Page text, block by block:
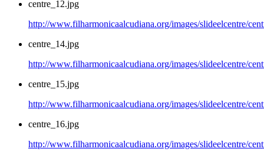
centre_12.jpg
http://www.filharmonicaalcudiana.org/images/slideelcentre/
centre_14.jpg
http://www.filharmonicaalcudiana.org/images/slideelcentre/
centre_15.jpg
http://www.filharmonicaalcudiana.org/images/slideelcentre/
centre_16.jpg
http://www.filharmonicaalcudiana.org/images/slideelcentre/